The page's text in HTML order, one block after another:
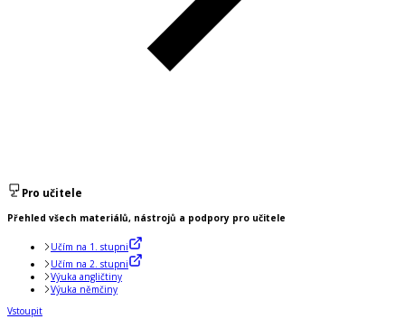
Pro učitele
Přehled všech materiálů, nástrojů a podpory pro učitele
Učím na 1. stupni
Učím na 2. stupni
Výuka angličtiny
Výuka němčiny
Vstoupit